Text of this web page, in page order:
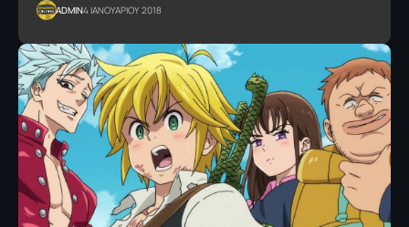
ADMIN4 ΙΑΝΟΥΑΡΙΟΥ 2018